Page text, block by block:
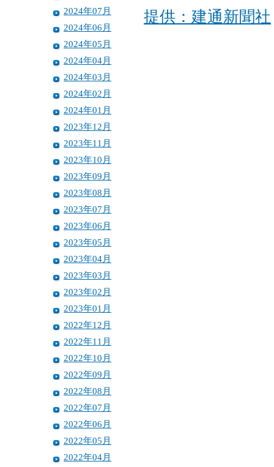
2024年07月
2024年06月
2024年05月
2024年04月
2024年03月
2024年02月
2024年01月
2023年12月
2023年11月
2023年10月
2023年09月
2023年08月
2023年07月
2023年06月
2023年05月
2023年04月
2023年03月
2023年02月
2023年01月
2022年12月
2022年11月
2022年10月
2022年09月
2022年08月
2022年07月
2022年06月
2022年05月
2022年04月
提供：建通新聞社